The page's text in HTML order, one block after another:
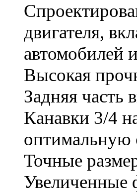
двигателя,
автомобилей
Высокая
Задняя часть
Канавки 3/4
оптимальную
Точные
Увеличенные